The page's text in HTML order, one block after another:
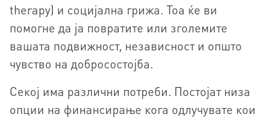
therapy) и социјална грижа. Тоа ќе ви
помогне да ја повратите или зголемите
вашата подвижност, независност и општо
чувство на добросостојба.
Секој има различни потреби. Постојат низа
опции на финансирање кога одлучувате кои